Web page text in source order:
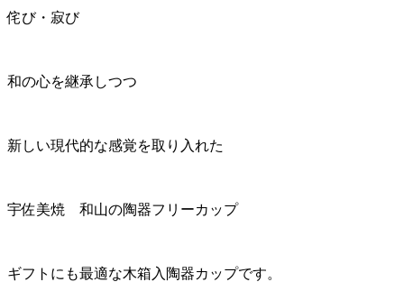
侘び・寂び
和の心を継承しつつ
新しい現代的な感覚を取り入れた
宇佐美焼 和山の陶器フリーカップ
ギフトにも最適な木箱入陶器カップです。